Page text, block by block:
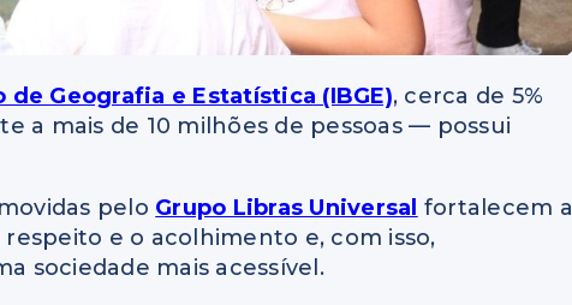
Geografia e Estatística (IBGE), cerca de 5%
a mais de 10 milhões de pessoas — possui
pelo Grupo Libras Universal fortalecem a
e o acolhimento e, com isso,
sociedade mais acessível.